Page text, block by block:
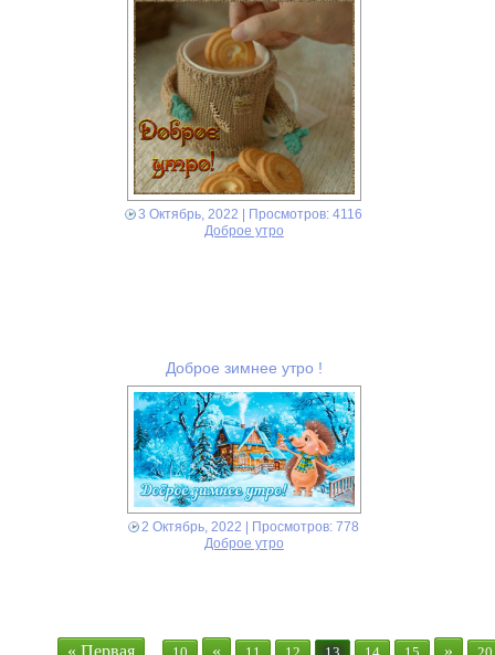
3 Октябрь, 2022 | Просмотров: 4116
Доброе утро
Доброе зимнее утро !
2 Октябрь, 2022 | Просмотров: 778
Доброе утро
« Первая « »